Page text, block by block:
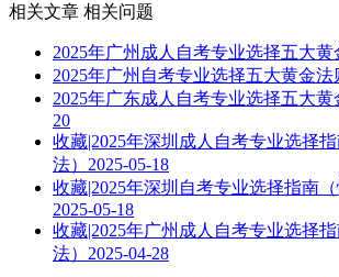
相关文章 相关问题
2025年广州成人自考专业选择五大黄
2025年广州自考专业选择五大黄金法
2025年广东成人自考专业选择五大黄
20
收藏|2025年深圳成人自考专业选择
法） 2025-05-18
收藏|2025年深圳自考专业选择指南（
2025-05-18
收藏|2025年广州成人自考专业选择
法） 2025-04-28